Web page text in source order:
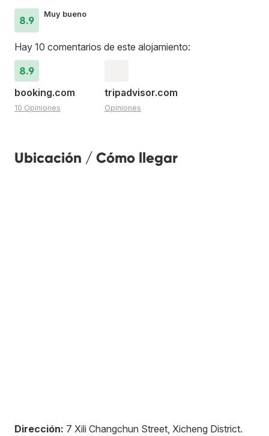
8.9
Muy bueno
Hay 10 comentarios de este alojamiento:
8.9
booking.com
10 Opiniones
tripadvisor.com
Opiniones
Ubicación / Cómo llegar
Dirección: 7 Xili Changchun Street, Xicheng District.